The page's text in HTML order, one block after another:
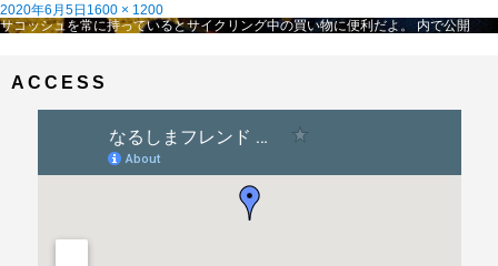
投
稿
2020年6月5日 フ
ル
1600 × 1200
投
ゲ
サコッシュを常に持っているとサイクリング中の買い物に便利だよ。 内で公開
ACCESS